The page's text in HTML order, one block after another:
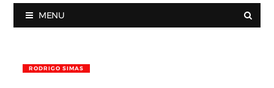
MENU
RODRIGO SIMAS